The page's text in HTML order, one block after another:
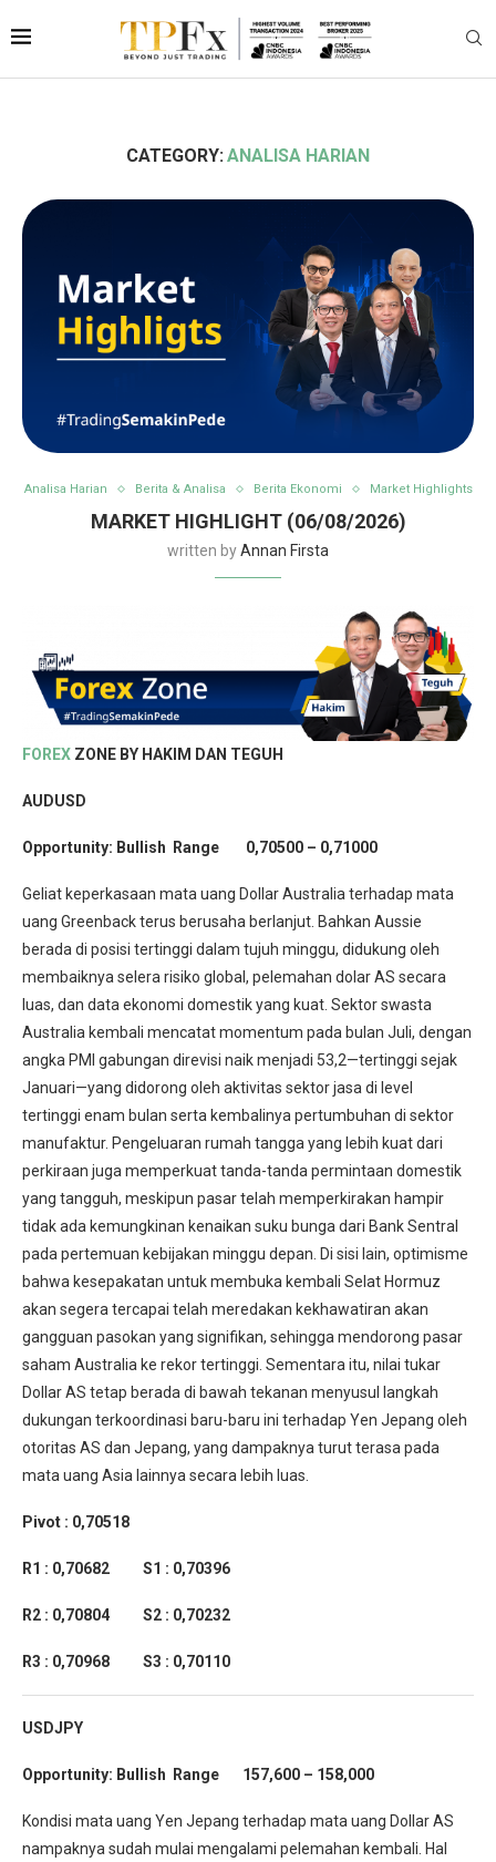
CATEGORY:ANALISA HARIAN
Analisa Harian Berita & Analisa Berita Ekonomi Market Highlights
MARKET HIGHLIGHT (06/08/2026)
written byAnnan Firsta
FOREX ZONE BY HAKIM DAN TEGUH
AUDUSD
Opportunity: Bullish Range 0,70500 – 0,71000
Geliat keperkasaan mata uang Dollar Australia terhadap mata
uang Greenback terus berusaha berlanjut. Bahkan Aussie
berada di posisi tertinggi dalam tujuh minggu, didukung oleh
membaiknya selera risiko global, pelemahan dolar AS secara
luas, dan data ekonomi domestik yang kuat. Sektor swasta
Australia kembali mencatat momentum pada bulan Juli, dengan
angka PMI gabungan direvisi naik menjadi 53,2—tertinggi sejak
Januari—yang didorong oleh aktivitas sektor jasa di level
tertinggi enam bulan serta kembalinya pertumbuhan di sektor
manufaktur. Pengeluaran rumah tangga yang lebih kuat dari
perkiraan juga memperkuat tanda-tanda permintaan domestik
yang tangguh, meskipun pasar telah memperkirakan hampir
tidak ada kemungkinan kenaikan suku bunga dari Bank Sentral
pada pertemuan kebijakan minggu depan. Di sisi lain, optimisme
bahwa kesepakatan untuk membuka kembali Selat Hormuz
akan segera tercapai telah meredakan kekhawatiran akan
gangguan pasokan yang signifikan, sehingga mendorong pasar
saham Australia ke rekor tertinggi. Sementara itu, nilai tukar
Dollar AS tetap berada di bawah tekanan menyusul langkah
dukungan terkoordinasi baru-baru ini terhadap Yen Jepang oleh
otoritas AS dan Jepang, yang dampaknya turut terasa pada
mata uang Asia lainnya secara lebih luas.
Pivot : 0,70518
R1 : 0,70682 S1 : 0,70396
R2 : 0,70804 S2 : 0,70232
R3 : 0,70968 S3 : 0,70110
USDJPY
Opportunity: Bullish Range 157,600 – 158,000
Kondisi mata uang Yen Jepang terhadap mata uang Dollar AS
nampaknya sudah mulai mengalami pelemahan kembali. Hal